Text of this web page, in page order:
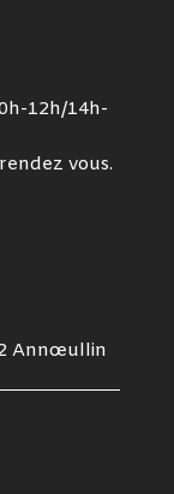
12h/14h-
vous.
Annœullin